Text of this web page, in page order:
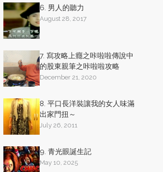
6. 男人的聽力
August 28, 2017
7. 寫攻略上癮之咔啦啦傳說中
的股東親筆之咔啦啦攻略
December 21, 2020
8. 平口長洋裝讓我的女人味滿
出家門扭～
July 26, 2011
9. 青光眼誕生記
May 10, 2025